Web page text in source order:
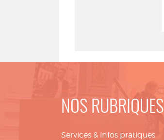
NOS RUBRIQUES
Services & infos pratiques